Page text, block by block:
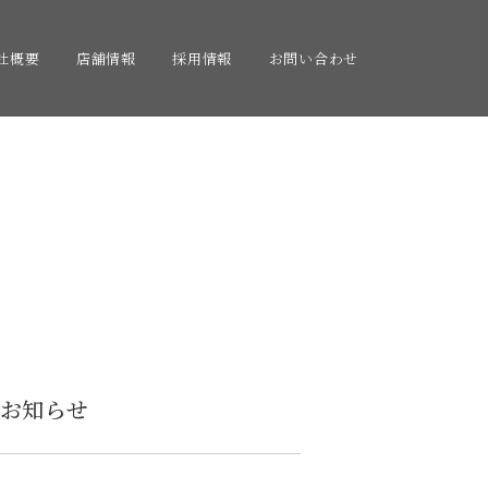
概要 店舗情報 採用情報 お問い合わせ
知らせ